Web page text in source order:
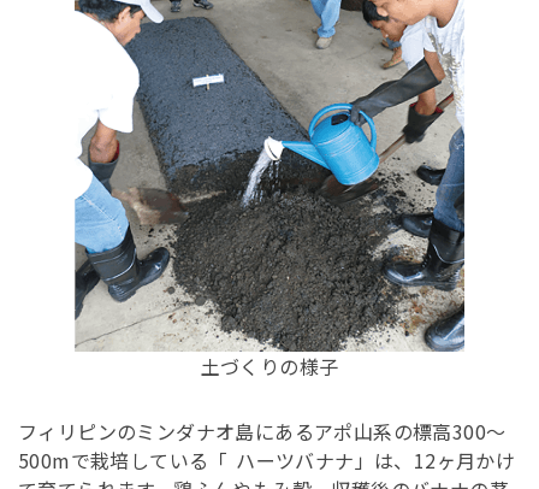
土づくりの様子
フィリピンのミンダナオ島にあるアポ山系の標高300～
500mで栽培している「 ハーツバナナ」は、12ヶ月かけ